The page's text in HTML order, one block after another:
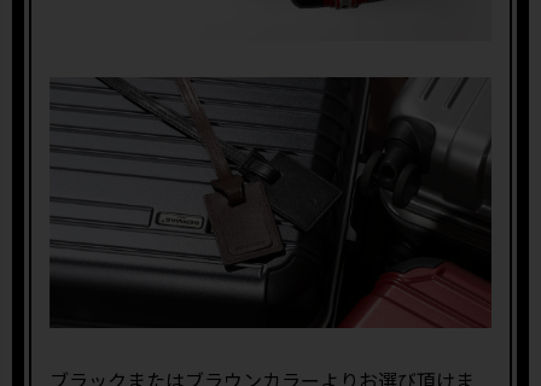
ブラックまたはブラウンカラーよりお選び頂けま